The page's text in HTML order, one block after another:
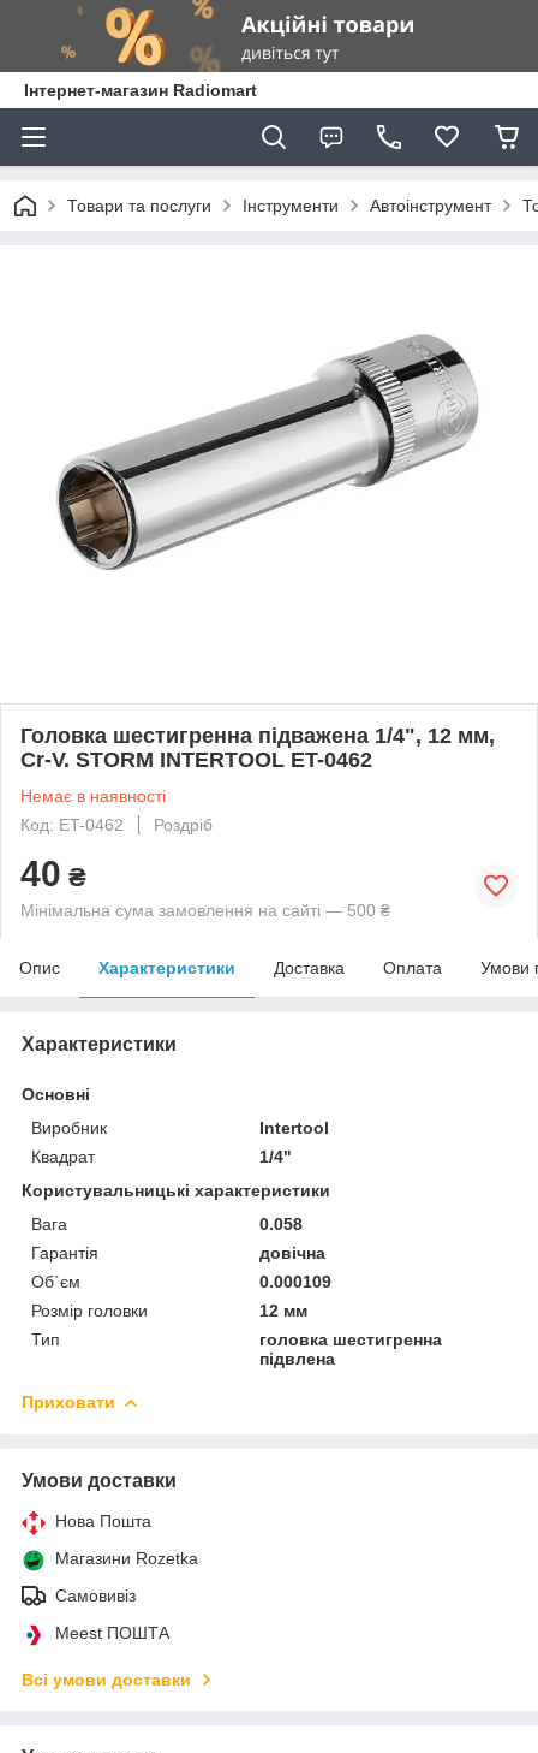
Інтернет-магазин Radiomart
Товари та послуги Інструменти Автоінструмент
Головка шестигренна підважена 1/4", 12 мм,
Cr-V. STORM INTERTOOL ET-0462
Немає в наявності
Код: ET-0462
Роздріб
40 ₴
Мінімальна сума замовлення на сайті — 500 ₴
Опис Характеристики Доставка Оплата Умови
Характеристики
Основні
Виробник
Intertool
Квадрат
1/4"
Користувальницькі характеристики
Вага
0.058
Гарантія
довічна
Об`єм
0.000109
Розмір головки
12 мм
Тип
головка шестигренна
підвлена
Приховати
Умови доставки
Нова Пошта
Магазини Rozetka
Самовивіз
Meest ПОШТА
Всі умови доставки